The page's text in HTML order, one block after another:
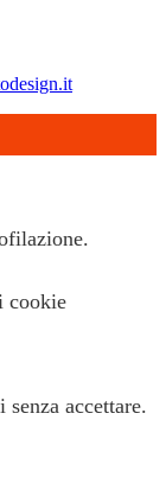
cookie
accettare.